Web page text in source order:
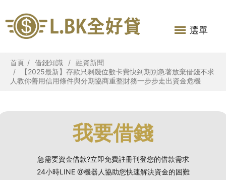
選單
首頁 借錢知識
融資新聞
【2025最新】存款只剩幾位數卡費快到期別急著放棄借錢不求
人教你善用信用條件與分期協商重整財務一步步走出資金危機
我要借錢
急需要資金借款?立即免費註冊刊登您的借款需求
24小時LINE @機器人協助您快速解決資金的困難